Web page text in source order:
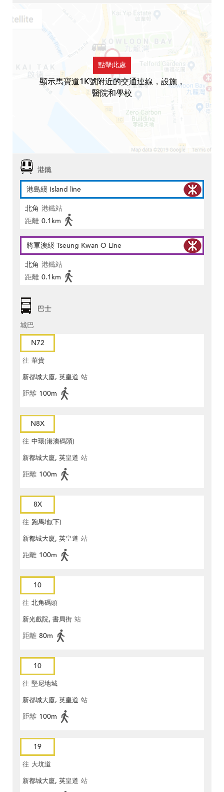
點擊此處
顯示馬寶道1K號附近的交通連線，設施，
醫院和學校
港鐵
港島綫 Island line
北角 港鐵站
距離 0.1km
將軍澳綫 Tseung Kwan O Line
北角 港鐵站
距離 0.1km
巴士
城巴
N72
往 華貴
新都城大廈, 英皇道 站
距離 100m
N8X
往 中環(港澳碼頭)
新都城大廈, 英皇道 站
距離 100m
8X
往 跑馬地(下)
新都城大廈, 英皇道 站
距離 100m
10
往 北角碼頭
新光戲院, 書局街 站
距離 80m
10
往 堅尼地城
新都城大廈, 英皇道 站
距離 100m
19
往 大坑道
新都城大廈, 英皇道 站